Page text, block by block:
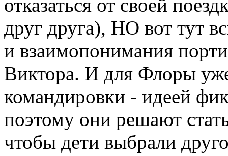
отказаться от своей
друг друга), НО вот тут
и взаимопонимания
Виктора. И для Флоры
командировки - идеей
поэтому они решают
чтобы дети выбрали